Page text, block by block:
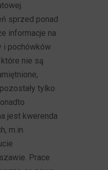
sprzed ponad
informacje na
i pochówków
nie są
tylko
jest kwerenda
m.in.
Prace